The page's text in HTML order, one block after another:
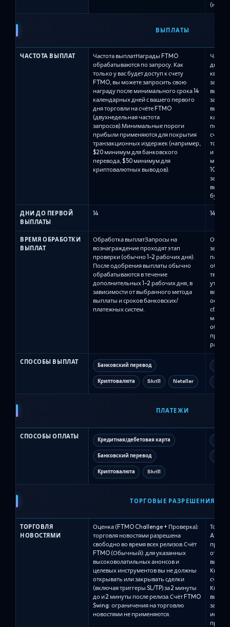
ВЫПЛАТЫ
ЧАСТОТА ВЫПЛАТ
Частота выплатНаграды FTMO
обрабатываются по запросу. Как
только у вас будет доступ к счету
FTMO, вы можете запросить свою
награду после минимального срока 14
календарных дней с вашего первого
дня торговли на счёте FTMO
(двухнедельная частота
запросов).Минимальные пороги
прибыли применяются для покрытия
транзакционных издержек (например,
$20 минимум для банковского
перевода, $50 минимум для
криптовалютных выводов).
два
и той
100
будет
ДНИ ДО ПЕРВОЙ
ВЫПЛАТЫ
14 14
ВРЕМЯ ОБРАБОТКИ
ВЫПЛАТ
Обработка выплатЗапросы на
вознаграждение проходят этап
проверки (обычно 1–2 рабочих дня).
После одобрения выплаты обычно
обрабатываются в течение
дополнительных 1–2 рабочих дня, в
зависимости от выбранного метода
выплаты и сроков банковских/
платежных систем.
за
все
СПОСОБЫ ВЫПЛАТ Банковский перевод
Криптовалюта Skrill Neteller
ПЛАТЕЖИ
СПОСОБЫ ОПЛАТЫ Кредитная/дебетовая карта
Банковский перевод
Криптовалюта Skrill
ТОРГОВЫЕ РАЗРЕШЕНИЯ
ТОРГОВЛЯ
НОВОСТЯМИ
Оценка (FTMO Challenge + Проверка):
торговля новостями разрешена
свободно во время всех релизов.Счёт
FTMO (Обычный): для указанных
высоковолатильных анонсов и
целевых инструментов вы не должны
открывать или закрывать сделки
(включая триггеры SL/TP) за 2 минуты
до и 2 минуты после релиза.Счёт FTMO
Swing: ограничения на торговлю
новостями не применяются.
Alpha